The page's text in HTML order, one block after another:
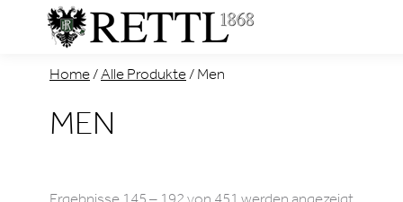
Home/Alle Produkte/ Men
MEN
Ergebnisse 145 – 192 von 451 werden angezeigtNach